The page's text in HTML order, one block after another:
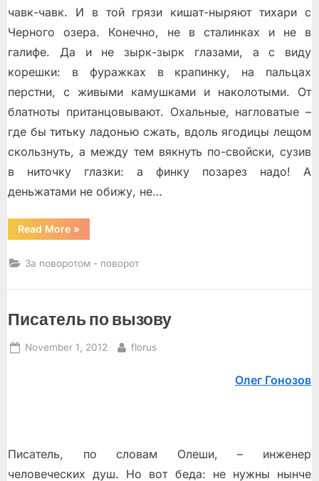
чавк-чавк. И в той грязи кишат-ныряют тихари с
Черного озера. Конечно, не в сталинках и не в
галифе. Да и не зырк-зырк глазами, а с виду
корешки: в фуражках в крапинку, на пальцах
перстни, с живыми камушками и наколотыми. От
блатноты пританцовывают. Охальные, нагловатые –
где бы титьку ладонью сжать, вдоль ягодицы лещом
скользнуть, а между тем вякнуть по-свойски, сузив
в ниточку глазки: а финку позарез надо! А
деньжатами не обижу, не…
Read More“Казанский
бубен”
»
За поворотом - поворот
Писатель по вызову
Posted
November 1, 2012 By
florus
Олег Гонозов
Писатель, по словам Олеши, – инженер
человеческих душ. Но вот беда: не нужны нынче